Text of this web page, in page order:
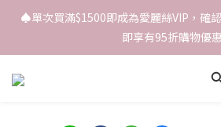
♠️單次買滿$1500即成為愛麗絲VIP，確
即享有95折購物優